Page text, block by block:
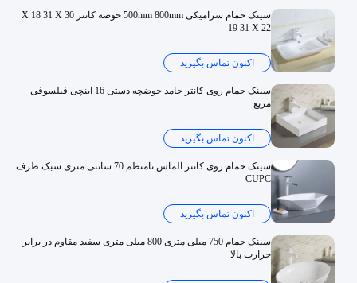
سینک حمام سرامیکی 500mm 800mm حوضه کانتر 30 X 18 31 X
19 31 X 22
اکنون تماس بگیرید
سینک حمام روی کانتر جامد حوضچه دستی 16 اینچی فیلسوفی
مربع
اکنون تماس بگیرید
سینک حمام روی کانتر الماس نامنظم 70 سانتی متری سبک ظرف
CUPC
اکنون تماس بگیرید
سینک حمام 750 میلی متری 800 میلی متری سفید مقاوم در برابر
حرارت بالا